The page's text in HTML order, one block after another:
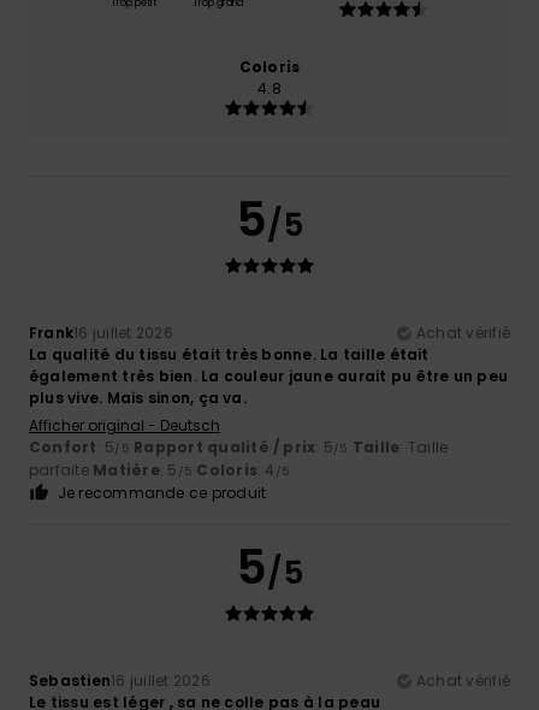
Trop petit Trop grand
Coloris
4.8
5/5
Frank16 juillet 2026
Achat vérifié
La qualité du tissu était très bonne. La taille était
également très bien. La couleur jaune aurait pu être un peu
plus vive. Mais sinon, ça va.
Afficher original - Deutsch
Confort: 5/5 Rapport qualité / prix: 5/5 Taille: Taille
parfaite Matière: 5 /5 Coloris: 4 /5
Je recommande ce produit
5/5
Sebastien16 juillet 2026
Achat vérifié
Le tissu est léger , sa ne colle pas à la peau